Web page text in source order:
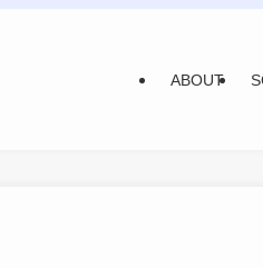
ABOUT